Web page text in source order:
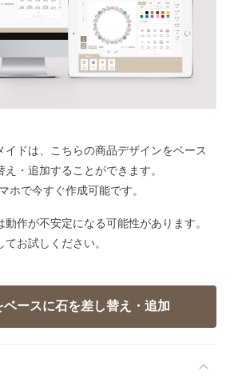
イドは、こちらの商品デザインをベース
・追加することができます。
ホで今すぐ作成可能です。
作が不安定になる可能性があります。
お試しください。